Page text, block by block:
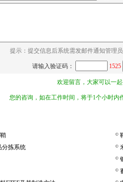
提示：提交信息后系统需发邮件通知管理
请输入验证码： 1525
欢迎留言，大家可以一起
您的咨询，如在工作时间，将于1个小时内
分拣系统